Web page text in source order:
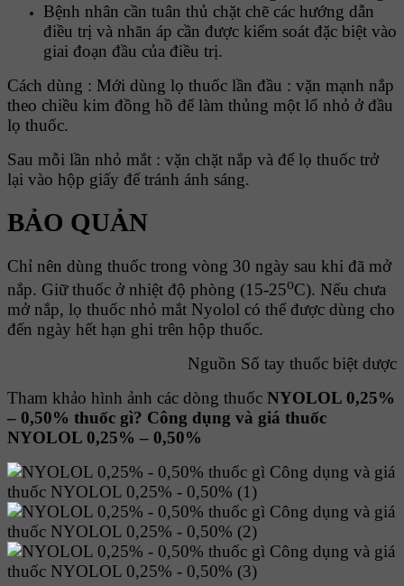
Bệnh nhân cần tuân thủ chặt chẽ các hướng dẫn
điều trị và nhãn áp cần được kiểm soát đặc biệt vào
giai đoạn đầu của điều trị.
Cách dùng : Mới dùng lọ thuốc lần đầu : vặn mạnh nắp
theo chiều kim đồng hồ để làm thủng một lổ nhỏ ở đầu
lọ thuốc.
Sau mỗi lần nhỏ mắt : vặn chặt nắp và để lọ thuốc trở
lại vào hộp giấy để tránh ánh sáng.
BẢO QUẢN
Chỉ nên dùng thuốc trong vòng 30 ngày sau khi đã mở
nắp. Giữ thuốc ở nhiệt độ phòng (15-25oC). Nếu chưa
mở nắp, lọ thuốc nhỏ mắt Nyolol có thể được dùng cho
đến ngày hết hạn ghi trên hộp thuốc.
Nguồn Sổ tay thuốc biệt dược
Tham khảo hình ảnh các dòng thuốc NYOLOL 0,25%
– 0,50% thuốc gì? Công dụng và giá thuốc
NYOLOL 0,25% – 0,50%